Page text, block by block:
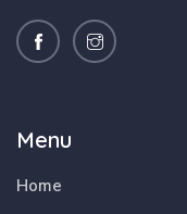
Menu
Home